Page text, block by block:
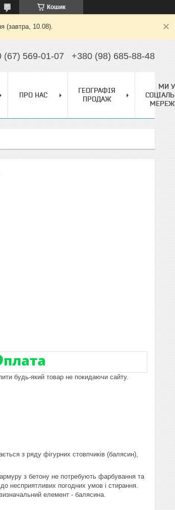
Кошик
(завтра, 10.08).
(67) 569-01-07 +380 (98) 685-88-48
ПРО НАС
ГЕОГРАФІЯ
ПРОДАЖ
МИ У
будь-який товар не покидаючи сайту.
з ряду фігурних стовпчиків (балясин),
з бетону не потребують фарбування та
несприятливих погодних умов і стирання.
елемент - балясина.